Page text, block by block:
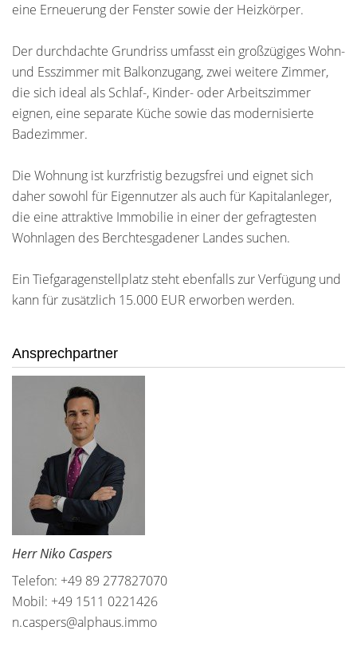
eine Erneuerung der Fenster sowie der Heizkörper.
Der durchdachte Grundriss umfasst ein großzügiges Wohn-
und Esszimmer mit Balkonzugang, zwei weitere Zimmer,
die sich ideal als Schlaf-, Kinder- oder Arbeitszimmer
eignen, eine separate Küche sowie das modernisierte
Badezimmer.
Die Wohnung ist kurzfristig bezugsfrei und eignet sich
daher sowohl für Eigennutzer als auch für Kapitalanleger,
die eine attraktive Immobilie in einer der gefragtesten
Wohnlagen des Berchtesgadener Landes suchen.
Ein Tiefgaragenstellplatz steht ebenfalls zur Verfügung und
kann für zusätzlich 15.000 EUR erworben werden.
Ansprechpartner
Herr Niko Caspers
Telefon: +49 89 277827070
Mobil: +49 1511 0221426
n.caspers@alphaus.immo